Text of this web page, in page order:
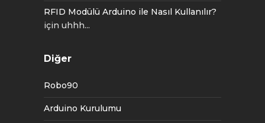
RFID Modülü Arduino ile Nasıl Kullanılır?
için uhhh...
Diğer
Robo90
Arduino Kurulumu